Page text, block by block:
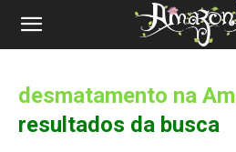
Revista
desmatamento na
resultados da busca